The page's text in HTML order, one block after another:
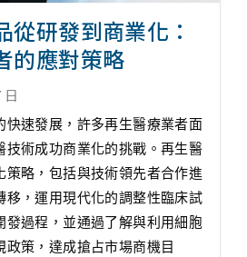
從研發到商業化：
的應對策略
日
快速發展，許多再生醫療業者面
技術成功商業化的挑戰。再生醫
策略，包括與技術領先者合作進
移，運用現代化的調整性臨床試
發過程，並通過了解與利用細胞
政策，達成搶占市場商機目